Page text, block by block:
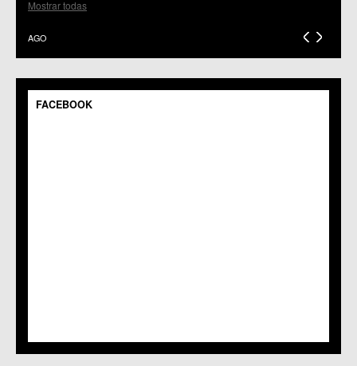
C.C.S. El Palmar
C.C.S. El Ranero
C.M. Gea y Truyols
C.C.S. La Paz
Mostrar todas
AGO
FACEBOOK